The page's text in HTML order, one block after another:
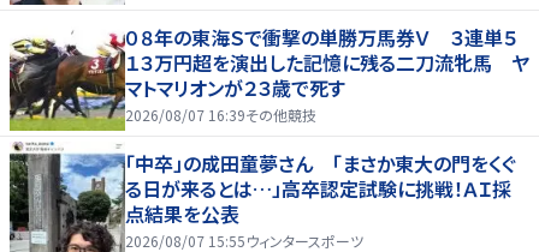
０８年の東海Ｓで衝撃の単勝万馬券Ｖ ３連単５
１３万円超を演出した記憶に残る二刀流牝馬 ヤ
マトマリオンが２３歳で死す
2026/08/07 16:39その他競技
「中卒」の成田童夢さん 「まさか東大の門をくぐ
る日が来るとは…」高卒認定試験に挑戦！ＡＩ採
点結果を公表
2026/08/07 15:55ウィンタースポーツ